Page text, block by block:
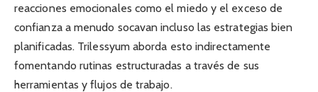
reacciones emocionales como el miedo y el exceso de
confianza a menudo socavan incluso las estrategias bien
planificadas. Trilessyum aborda esto indirectamente
fomentando rutinas estructuradas a través de sus
herramientas y flujos de trabajo.